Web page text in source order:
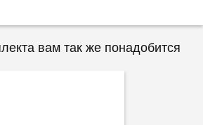
вам так же понадобится